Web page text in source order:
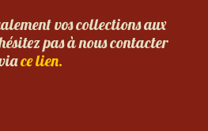
vos collections aux
pas à nous contacter
ce lien.